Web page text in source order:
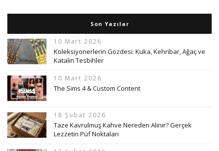
Son Yazılar
10 Mart 2026
Koleksiyonerlerin Gözdesi: Kuka, Kehribar, Ağaç ve
Katalin Tesbihler
10 Mart 2026
The Sims 4 & Custom Content
18 Şubat 2026
Taze Kavrulmuş Kahve Nereden Alınır? Gerçek
Lezzetin Püf Noktaları